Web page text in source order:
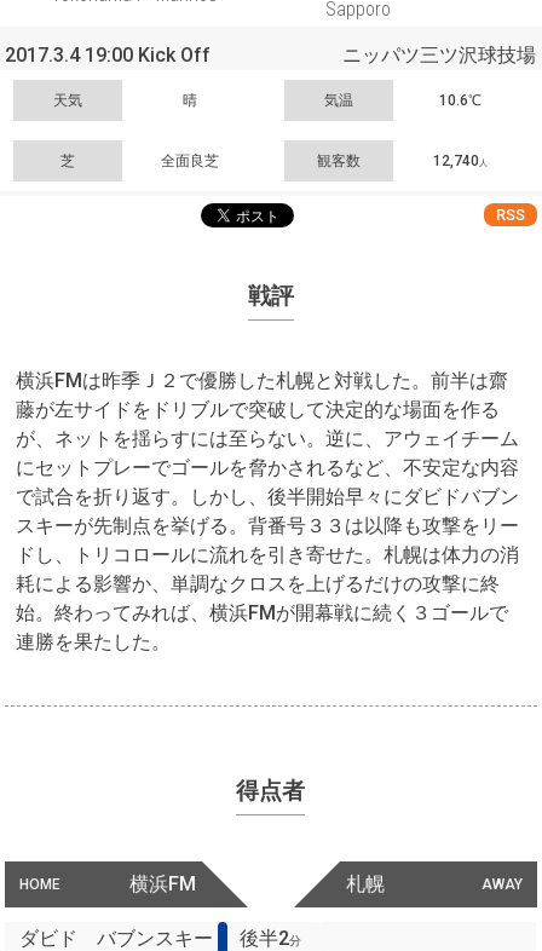
Sapporo
2017.3.4 19:00 Kick Off
ニッパツ三ツ沢球技場
天気 晴 気温 10.6℃
芝 全面良芝 観客数 12,740 人
RSS
戦評
横浜FMは昨季Ｊ２で優勝した札幌と対戦した。前半は齋
藤が左サイドをドリブルで突破して決定的な場面を作る
が、ネットを揺らすには至らない。逆に、アウェイチーム
にセットプレーでゴールを脅かされるなど、不安定な内容
で試合を折り返す。しかし、後半開始早々にダビドバブン
スキーが先制点を挙げる。背番号３３は以降も攻撃をリー
ドし、トリコロールに流れを引き寄せた。札幌は体力の消
耗による影響か、単調なクロスを上げるだけの攻撃に終
始。終わってみれば、横浜FMが開幕戦に続く３ゴールで
連勝を果たした。
得点者
HOME 横浜FM AWAY
札幌
ダビド バブンスキー 後半2分